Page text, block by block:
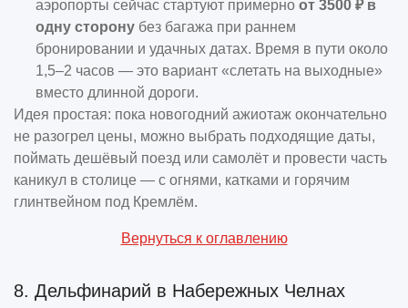
аэропорты сейчас стартуют примерно от 3500 ₽ в
одну сторону без багажа при раннем
бронировании и удачных датах. Время в пути около
1,5–2 часов — это вариант «слетать на выходные»
вместо длинной дороги.
Идея простая: пока новогодний ажиотаж окончательно
не разогрел цены, можно выбрать подходящие даты,
поймать дешёвый поезд или самолёт и провести часть
каникул в столице — с огнями, катками и горячим
глинтвейном под Кремлём.
Вернуться к оглавлению
8. Дельфинарий в Набережных Челнах